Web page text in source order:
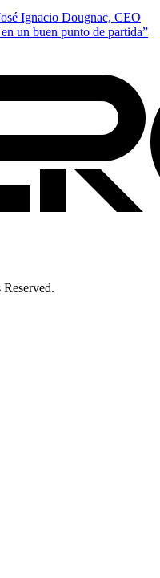
Ignacio Dougnac, CEO
un buen punto de partida”